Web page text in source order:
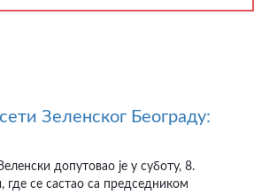
Зеленског Београду:
допутовао је у суботу, 8.
где се састао са председником